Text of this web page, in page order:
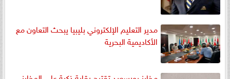
مدير التعليم الإلكتروني بليبيا يبحث التعاون مع
الأكاديمية البحرية